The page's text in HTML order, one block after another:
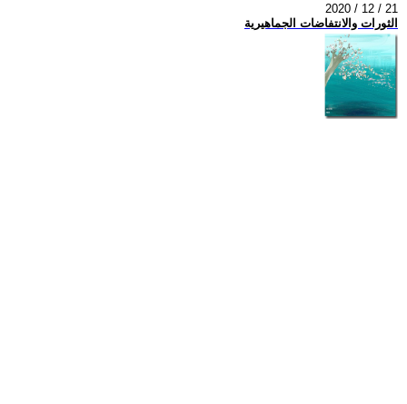
2020 / 12 / 21
الثورات والانتفاضات الجماهيرية